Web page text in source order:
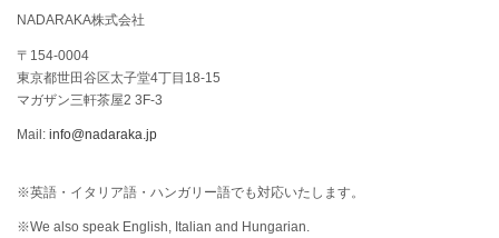
NADARAKA株式会社
〒154-0004
東京都世田谷区太子堂4丁目18-15
マガザン三軒茶屋2 3F-3
Mail: info@nadaraka.jp
※英語・イタリア語・ハンガリー語でも対応いたします。
※We also speak English, Italian and Hungarian.